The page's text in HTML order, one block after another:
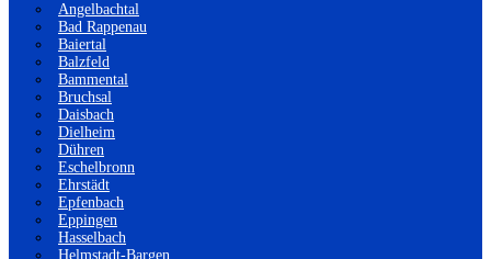
Angelbachtal
Bad Rappenau
Baiertal
Balzfeld
Bammental
Bruchsal
Daisbach
Dielheim
Dühren
Eschelbronn
Ehrstädt
Epfenbach
Eppingen
Hasselbach
Helmstadt-Bargen